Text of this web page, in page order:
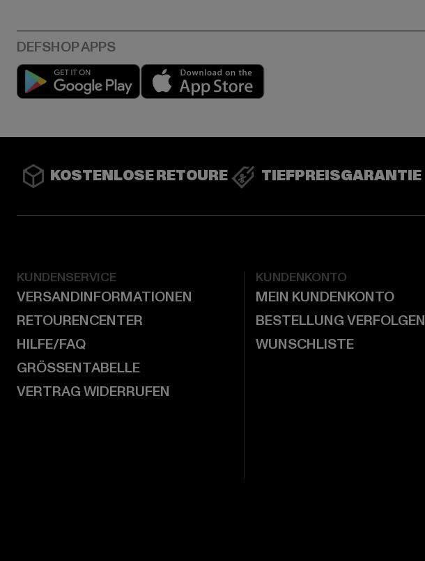
Play market
KOSTENLOSE RETOURE TIEFPREISGARANTIE
KUNDENSERVICE
VERSANDINFORMATIONEN
RETOURENCENTER
HILFE/FAQ
GRÖSSENTABELLE
VERTRAG WIDERRUFEN
KUNDENKONTO
MEIN KUNDENKONTO
BESTELLUNG VERFOLGEN
WUNSCHLISTE